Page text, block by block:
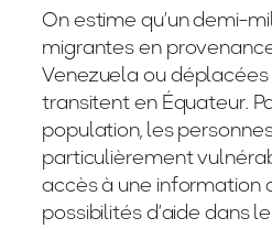
On estime qu’un demi-
migrantes en
Venezuela ou
transitent en Équateur.
population, les
particulièrement
accès à une information
possibilités d’aide dans